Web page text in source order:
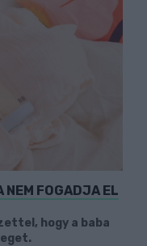
NEM FOGADJA EL
hogy a baba